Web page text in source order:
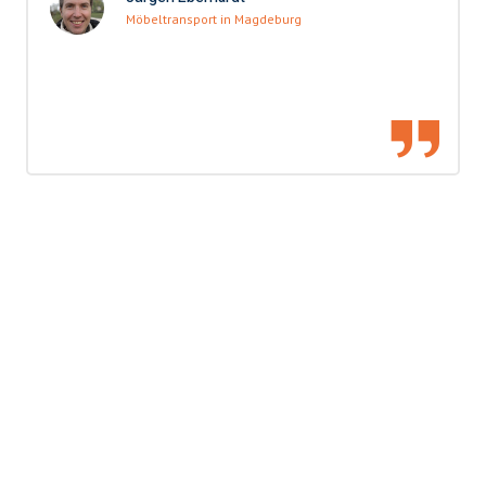
Möbeltransport in Magdeburg